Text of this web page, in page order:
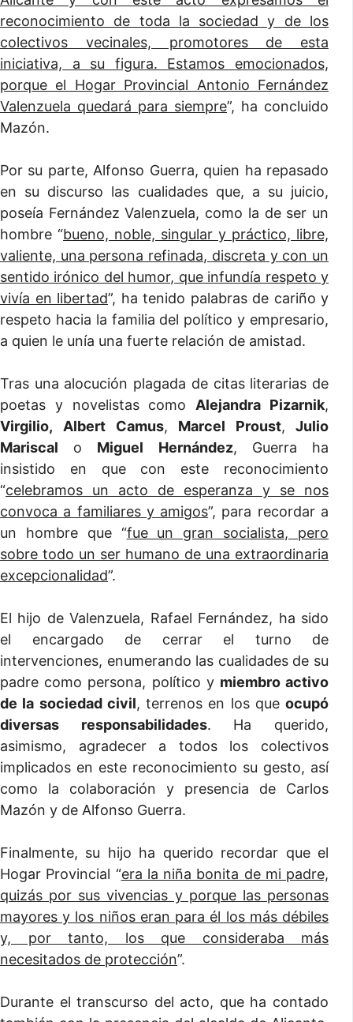
reconocimiento de toda la sociedad y de los
colectivos vecinales, promotores de esta
iniciativa, a su figura. Estamos emocionados,
porque el Hogar Provincial Antonio Fernández
Valenzuela quedará para siempre”, ha concluido
Mazón.
Por su parte, Alfonso Guerra, quien ha repasado
en su discurso las cualidades que, a su juicio,
poseía Fernández Valenzuela, como la de ser un
hombre “bueno, noble, singular y práctico, libre,
valiente, una persona refinada, discreta y con un
sentido irónico del humor, que infundía respeto y
vivía en libertad”, ha tenido palabras de cariño y
respeto hacia la familia del político y empresario,
a quien le unía una fuerte relación de amistad.
Tras una alocución plagada de citas literarias de
poetas y novelistas como Alejandra Pizarnik,
Virgilio,
Albert Camus, Marcel Proust,Julio
Mariscal o Miguel Hernández, Guerra ha
insistido en que con este reconocimiento
“celebramos un acto de esperanza y se nos
convoca a familiares y amigos”, para recordar a
un hombre que “fue un gran socialista, pero
sobre todo un ser humano de una extraordinaria
excepcionalidad”.
El hijo de Valenzuela, Rafael Fernández, ha sido
el encargado de cerrar el turno de
intervenciones, enumerando las cualidades de su
padre como persona, político y miembro activo
de la sociedad civil, terrenos en los que ocupó
diversas responsabilidades. Ha querido,
asimismo, agradecer a todos los colectivos
implicados en este reconocimiento su gesto, así
como la colaboración y presencia de Carlos
Mazón y de Alfonso Guerra.
Finalmente, su hijo ha querido recordar que el
Hogar Provincial “era la niña bonita de mi padre,
quizás por sus vivencias y porque las personas
mayores y los niños eran para él los más débiles
y, por tanto, los que consideraba más
necesitados de protección”.
Durante el transcurso del acto, que ha contado